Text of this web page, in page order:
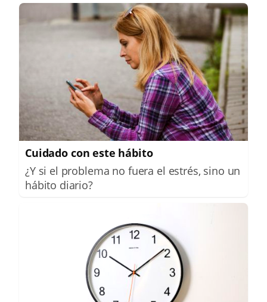
Cuidado con este hábito
¿Y si el problema no fuera el estrés, sino un
hábito diario?